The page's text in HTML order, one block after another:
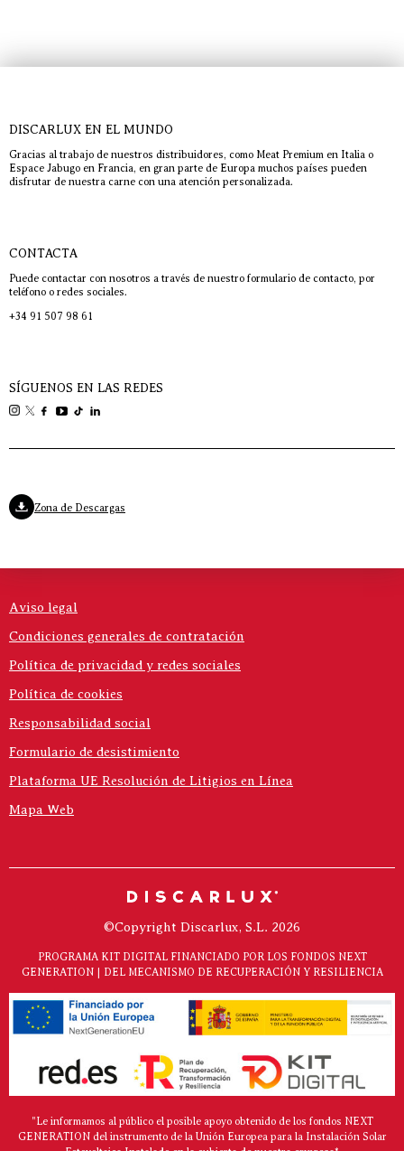
DISCARLUX EN EL MUNDO
Gracias al trabajo de nuestros distribuidores, como Meat Premium en Italia o
Espace Jabugo en Francia, en gran parte de Europa muchos países pueden
disfrutar de nuestra carne con una atención personalizada.
CONTACTA
Puede contactar con nosotros a través de nuestro formulario de contacto, por
teléfono o redes sociales.
+34 91 507 98 61
SÍGUENOS EN LAS REDES
Zona de Descargas
Aviso legal
Condiciones generales de contratación
Política de privacidad y redes sociales
Política de cookies
Responsabilidad social
Formulario de desistimiento
Plataforma UE Resolución de Litigios en Línea
Mapa Web
©Copyright Discarlux, S.L. 2026
PROGRAMA KIT DIGITAL FINANCIADO POR LOS FONDOS NEXT
GENERATION | DEL MECANISMO DE RECUPERACIÓN Y RESILIENCIA
"Le informamos al público el posible apoyo obtenido de los fondos NEXT
GENERATION del instrumento de la Unión Europea para la Instalación Solar